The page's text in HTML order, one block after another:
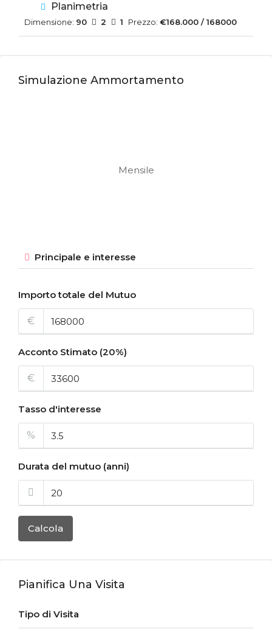
Planimetria
Dimensione: 90 2 1 Prezzo: €168.000 / 168000
Simulazione Ammortamento
Mensile
Principale e interesse
Importo totale del Mutuo
€
Acconto Stimato (20%)
€
Tasso d'interesse
%
Durata del mutuo (anni)
Calcola
Pianifica Una Visita
Tipo di Visita